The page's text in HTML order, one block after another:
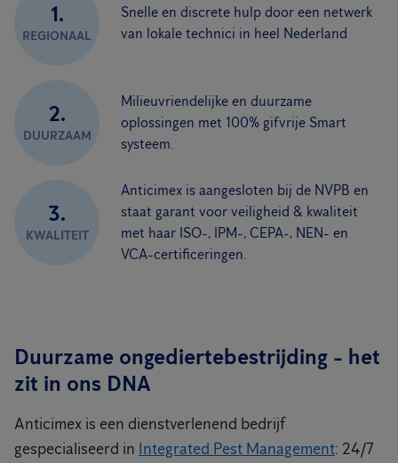
1.
REGIONAAL
Snelle en discrete hulp door een netwerk
van lokale technici in heel Nederland
2.
DUURZAAM
Milieuvriendelijke en duurzame
oplossingen met 100% gifvrije Smart
systeem.
3.
KWALITEIT
Anticimex is aangesloten bij de NVPB en
staat garant voor veiligheid & kwaliteit
met haar ISO-, IPM-, CEPA-, NEN- en
VCA-certificeringen.
Duurzame ongediertebestrijding - het
zit in ons DNA
Anticimex is een dienstverlenend bedrijf
gespecialiseerd in Integrated Pest Management: 24/7